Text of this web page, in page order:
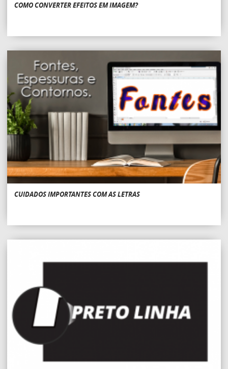
COMO CONVERTER EFEITOS EM IMAGEM?
CUIDADOS IMPORTANTES COM AS LETRAS